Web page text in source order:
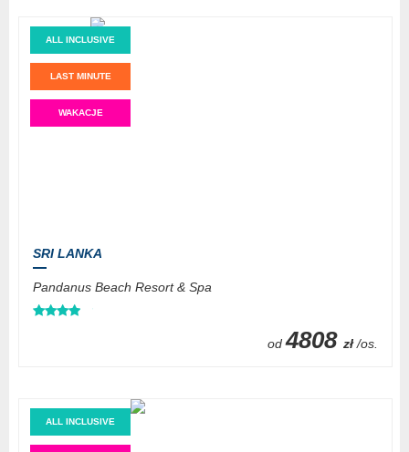
ALL INCLUSIVE
LAST MINUTE
WAKACJE
SRI LANKA
Pandanus Beach Resort & Spa
od 4808 zł /os.
ALL INCLUSIVE